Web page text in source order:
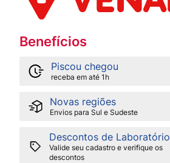
Benefícios
Piscou chegou
receba em até 1h
Novas regiões
Envios para Sul e Sudeste
Descontos de Laboratório
Valide seu cadastro e verifique os
descontos